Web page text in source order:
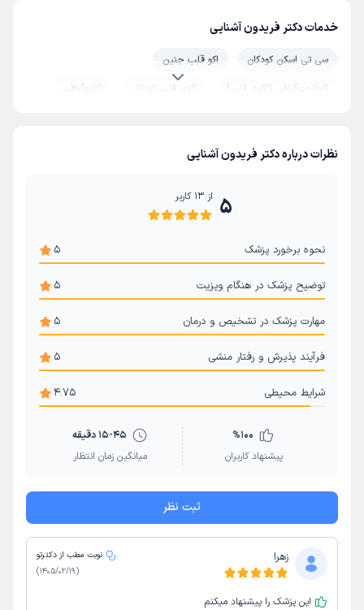
خدمات دکتر فریدون آشنایی
سی تی اسکن کودکان
اکو قلب جنین
اکوکاردیوگرافی (اکوی قلب)
اکوی قلب کودکان
آنژیوگرافی
نصب هولتر قلب
نارسایی‌ قلبی
توانبخشی قلب بازتوانی قلبی
نقص سپتوم دهلیزی
نظرات درباره دکتر فریدون آشنایی
5 از 13 کاربر
نحوه برخورد پزشک 5
توضیح پزشک در هنگام ویزیت 5
مهارت پزشک در تشخیص و درمان 5
فرآیند پذیرش و رفتار منشی 5
شرایط محیطی 4.75
%100
پیشنهاد کاربران
15-45 دقیقه
میانگین زمان انتظار
ثبت نظر
زهرا
نوبت مطب از دکترتو
(
1405/02/19
)
این پزشک را پیشنهاد میکنم